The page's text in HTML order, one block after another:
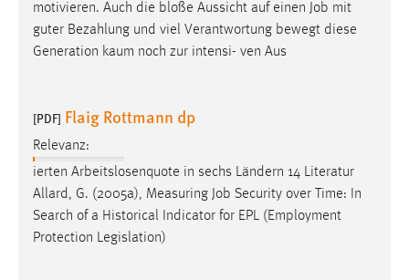
motivieren. Auch die bloße Aussicht auf einen Job mit
guter Bezahlung und viel Verantwortung bewegt diese
Generation kaum noch zur intensi- ven Aus
[PDF] Flaig Rottmann dp
Relevanz:
ierten Arbeitslosenquote in sechs Ländern 14 Literatur
Allard, G. (2005a), Measuring Job Security over Time: In
Search of a Historical Indicator for EPL (Employment
Protection Legislation)